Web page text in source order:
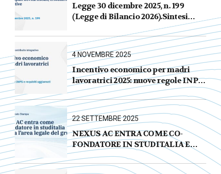
Legge 30 dicembre 2025, n. 199
(Legge di Bilancio 2026).Sintesi
commentata delle principali novità
fiscali, tributarie, contributive e per
le imprese
4 NOVEMBRE 2025
Incentivo economico per madri
lavoratrici 2025: nuove regole INPS
e requisiti aggiornati
22 SETTEMBRE 2025
NEXUS AC ENTRA COME CO-
FONDATORE IN STUDITALIA E
AVVIA L’AREA LEGALE DEL
GRUPPO